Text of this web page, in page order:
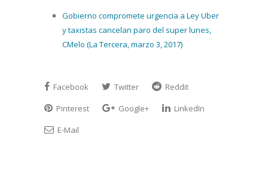
Gobierno compromete urgencia a Ley Uber
y taxistas cancelan paro del super lunes,
CMelo (La Tercera, marzo 3, 2017)
Facebook Twitter
Reddit
Pinterest
Google+
LinkedIn
E-Mail